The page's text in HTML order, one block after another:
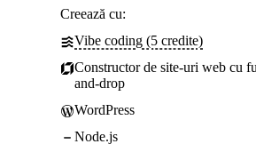
Creează cu:
Vibe coding (5 credite)
Constructor de site-uri web cu
and-drop
WordPress
Node.js